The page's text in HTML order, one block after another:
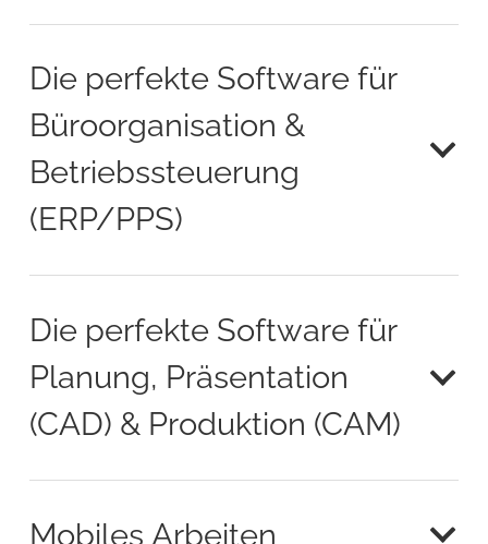
Die perfekte Software für
Büroorganisation &
Betriebssteuerung
(ERP/PPS)
Die perfekte Software für
Planung, Präsentation
(CAD) & Produktion (CAM)
Mobiles Arbeiten